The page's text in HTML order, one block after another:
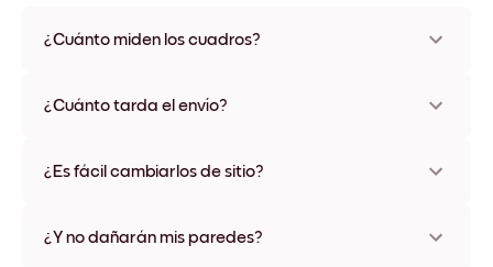
¿Cuánto miden los cuadros?
varios materiales y colores de marco, incluidas opciones sin
¿Cuánto tarda el envío?
disponibles en algunos países. Te enviaremos un número de
¿Es fácil cambiarlos de sitio?
ningún daño
¿Y no dañarán mis paredes?